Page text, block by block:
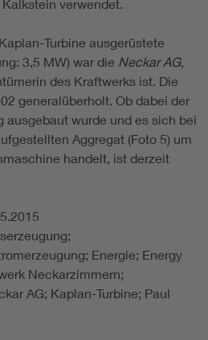
verwendet.
Turbine ausgerüstete
3,5 MW) war die Neckar AG,
des Kraftwerks ist. Die
generalüberholt. Ob dabei der
ausgebaut wurde und es sich bei
Aggregat (Foto 5) um
handelt, ist derzeit
Energie; Energy
Neckarzimmern;
AG; Kaplan-Turbine; Paul